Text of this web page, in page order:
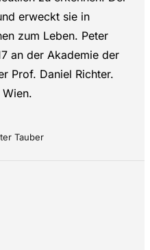
erweckt sie in
zum Leben. Peter
an der Akademie der
Prof. Daniel Richter.
Tauber